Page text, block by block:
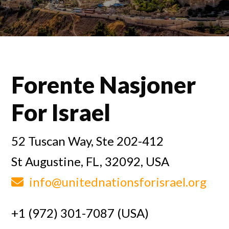
Forente Nasjoner
For Israel
52 Tuscan Way, Ste 202-412
St Augustine, FL, 32092, USA
info@unitednationsforisrael.org
+1 (972) 301-7087 (USA)